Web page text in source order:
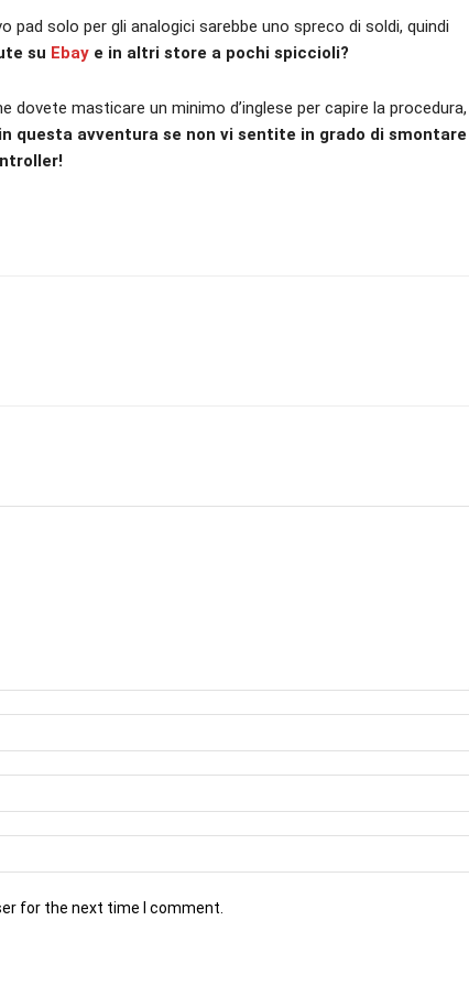
pad solo per gli analogici sarebbe uno spreco di soldi, quindi
su Ebay e in altri store a pochi spiccioli?
dovete masticare un minimo d’inglese per capire la procedura,
questa avventura se non vi sentite in grado di smontare
for the next time I comment.